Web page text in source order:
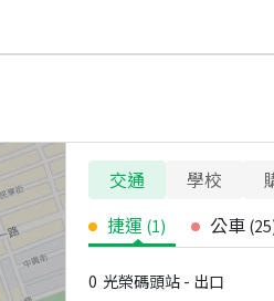
交通 學校
捷運 (1) 公車 (25
0 光榮碼頭站 - 出口